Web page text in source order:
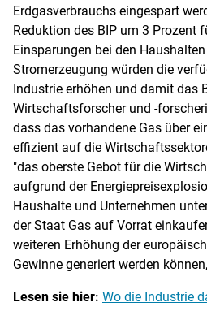
Erdgasverbrauchs eingespart
Reduktion des BIP um 3 Prozent
Einsparungen bei den
Stromerzeugung würden die
Industrie erhöhen und damit das
Wirtschaftsforscher und -
dass das vorhandene Gas über
effizient auf die
"das oberste Gebot für die
aufgrund der
Haushalte und Unternehmen
der Staat Gas auf Vorrat
weiteren Erhöhung der
Gewinne generiert werden
Lesen sie hier: Wo die Industrie